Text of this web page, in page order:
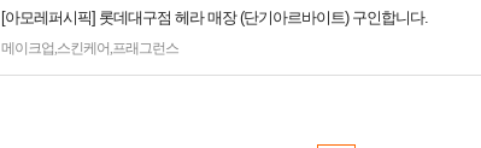
[아모레퍼시픽] 롯데대구점 헤라 매장 (단기아르바이트) 구인합니다.
메이크업,스킨케어,프래그런스